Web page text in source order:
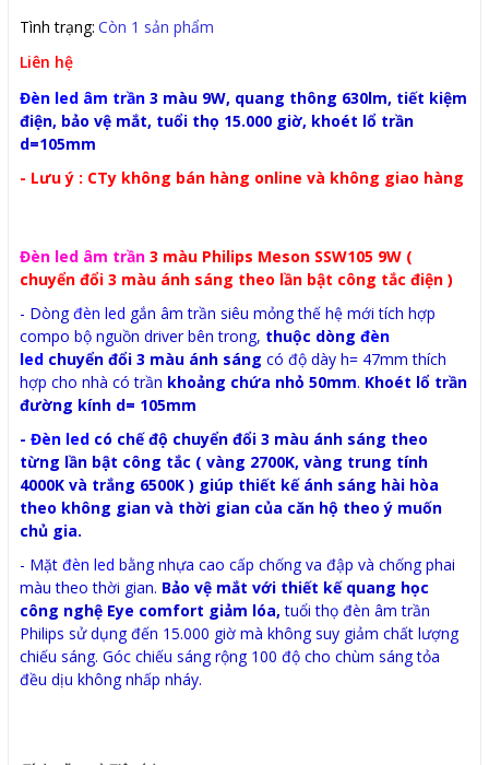
Tình trạng: Còn 1 sản phẩm
Liên hệ
Đèn led âm trần 3 màu 9W, quang thông 630lm, tiết kiệm
điện, bảo vệ mắt, tuổi thọ 15.000 giờ, khoét lổ trần
d=105mm
- Lưu ý : CTy không bán hàng online và không giao hàng
Đèn led âm trần 3 màu Philips Meson SSW105 9W (
chuyển đổi 3 màu ánh sáng theo lần bật công tắc điện )
- Dòngđèn led gắn âm trần siêu mỏng thế hệ mới tích hợp
compo bộ nguồn driver bên trong, thuộc dòng đèn
led chuyển đổi 3 màu ánh sáng có độ dày h= 47mm thích
hợp cho nhà có trần khoảng chứa nhỏ 50mm. Khoét lổ trần
đường kính d= 105mm
- Đèn led có chế độ chuyển đổi 3 màu ánh sáng theo
từng lần bật công tắc ( vàng 2700K, vàng trung tính
4000K và trắng 6500K ) giúp thiết kế ánh sáng hài hòa
theo không gian và thời gian của căn hộ theo ý muốn
chủ gia.
- Mặt đèn led bằng nhựa cao cấp chống va đập và chống phai
màu theo thời gian. Bảo vệ mắt với thiết kế quang học
công nghệ Eye comfort giảm lóa, tuổi thọ đèn âm trần
Philips sử dụng đến 15.000 giờ mà không suy giảm chất lượng
chiếu sáng. Góc chiếu sáng rộng 100 độ cho chùm sáng tỏa
đều dịu không nhấp nháy.